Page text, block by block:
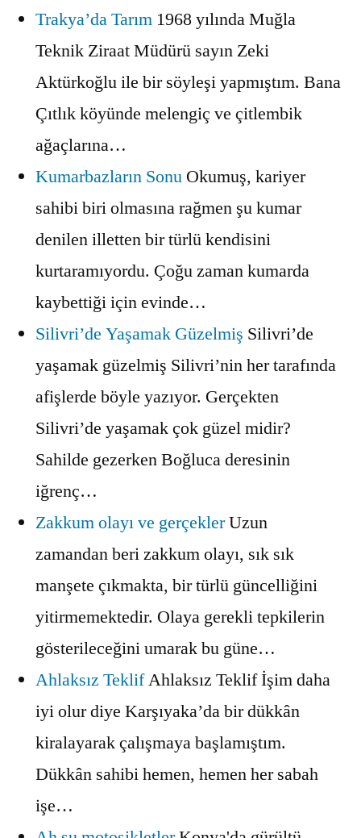
Trakya’da Tarım 1968 yılında Muğla
Teknik Ziraat Müdürü sayın Zeki
Aktürkoğlu ile bir söyleşi yapmıştım. Bana
Çıtlık köyünde melengiç ve çitlembik
ağaçlarına…
Kumarbazların Sonu Okumuş, kariyer
sahibi biri olmasına rağmen şu kumar
denilen illetten bir türlü kendisini
kurtaramıyordu. Çoğu zaman kumarda
kaybettiği için evinde…
Silivri’de Yaşamak Güzelmiş Silivri’de
yaşamak güzelmiş Silivri’nin her tarafında
afişlerde böyle yazıyor. Gerçekten
Silivri’de yaşamak çok güzel midir?
Sahilde gezerken Boğluca deresinin
iğrenç…
Zakkum olayı ve gerçeklerUzun
zamandan beri zakkum olayı, sık sık
manşete çıkmakta, bir türlü güncelliğini
yitirmemektedir. Olaya gerekli tepkilerin
gösterileceğini umarak bu güne…
Ahlaksız TeklifAhlaksız Teklif İşim daha
iyi olur diye Karşıyaka’da bir dükkân
kiralayarak çalışmaya başlamıştım.
Dükkân sahibi hemen, hemen her sabah
işe…